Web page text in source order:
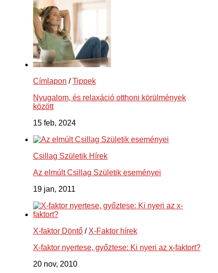
Címlapon /Tippek
Nyugalom, és relaxáció otthoni körülmények
között
15 feb, 2024
Csillag Születik Hírek
Az elmúlt Csillag Születik eseményei
19 jan, 2011
X-faktor Döntő / X-Faktor hírek
X-faktor nyertese, győztese: Ki nyeri az x-faktort?
20 nov, 2010